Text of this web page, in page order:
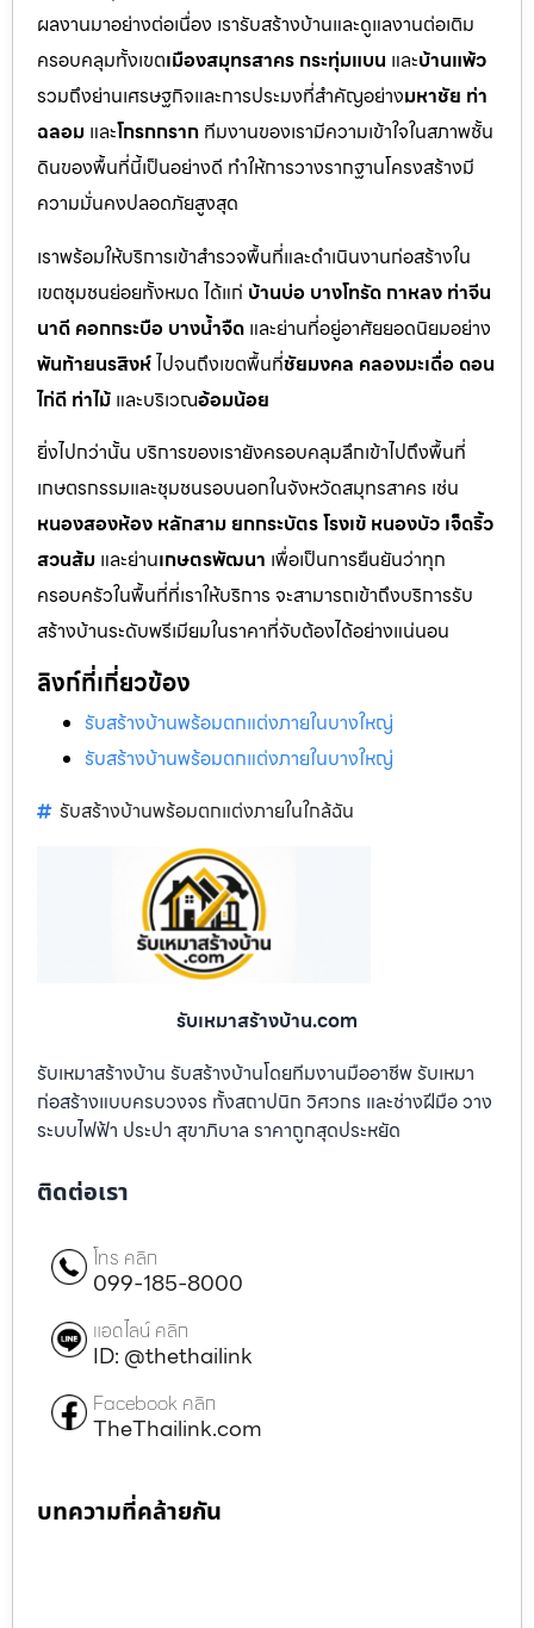
ผลงานมาอย่างต่อเนื่อง เรารับสร้างบ้านและดูแลงานต่อเติม
ครอบคลุมทั้งเขตเมืองสมุทรสาคร กระทุ่มแบน และบ้านแพ้ว
รวมถึงย่านเศรษฐกิจและการประมงที่สำคัญอย่างมหาชัย ท่า
ฉลอม และโกรกกราก ทีมงานของเรามีความเข้าใจในสภาพชั้น
ดินของพื้นที่นี้เป็นอย่างดี ทำให้การวางรากฐานโครงสร้างมี
ความมั่นคงปลอดภัยสูงสุด
เราพร้อมให้บริการเข้าสำรวจพื้นที่และดำเนินงานก่อสร้างใน
เขตชุมชนย่อยทั้งหมด ได้แก่ บ้านบ่อ บางโทรัด กาหลง ท่าจีน
นาดี คอกกระบือ บางน้ำจืด และย่านที่อยู่อาศัยยอดนิยมอย่าง
พันท้ายนรสิงห์ไปจนถึงเขตพื้นที่ชัยมงคล คลองมะเดื่อ ดอน
ไก่ดี ท่าไม้ และบริเวณอ้อมน้อย
ยิ่งไปกว่านั้น บริการของเรายังครอบคลุมลึกเข้าไปถึงพื้นที่
เกษตรกรรมและชุมชนรอบนอกในจังหวัดสมุทรสาคร เช่น
หนองสองห้อง หลักสาม ยกกระบัตร โรงเข้ หนองบัว เจ็ดริ้ว
สวนส้ม และย่านเกษตรพัฒนา เพื่อเป็นการยืนยันว่าทุก
ครอบครัวในพื้นที่ที่เราให้บริการ จะสามารถเข้าถึงบริการรับ
สร้างบ้านระดับพรีเมียมในราคาที่จับต้องได้อย่างแน่นอน
ลิงก์ที่เกี่ยวข้อง
รับสร้างบ้านพร้อมตกแต่งภายในบางใหญ่
รับสร้างบ้านพร้อมตกแต่งภายในบางใหญ่
รับสร้างบ้านพร้อมตกแต่งภายในใกล้ฉัน
รับเหมาสร้างบ้าน.com
รับเหมาสร้างบ้าน รับสร้างบ้านโดยทีมงานมืออาชีพ รับเหมา
ก่อสร้างแบบครบวงจร ทั้งสถาปนิก วิศวกร และช่างฝีมือ วาง
ระบบไฟฟ้า ประปา สุขาภิบาล ราคาถูกสุดประหยัด
ติดต่อเรา
โทร คลิก
099-185-8000
แอดไลน์ คลิก
ID: @thethailink
Facebook คลิก
TheThailink.com
บทความที่คล้ายกัน